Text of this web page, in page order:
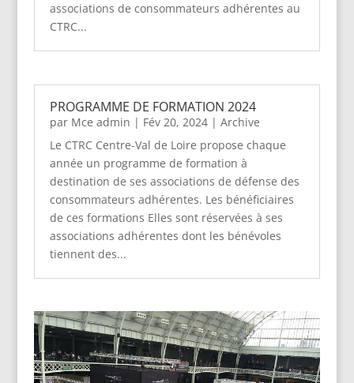
associations de consommateurs adhérentes au
CTRC...
PROGRAMME DE FORMATION 2024
par Mce admin | Fév 20, 2024| Archive
Le CTRC Centre-Val de Loire propose chaque
année un programme de formation à
destination de ses associations de défense des
consommateurs adhérentes. Les bénéficiaires
de ces formations Elles sont réservées à ses
associations adhérentes dont les bénévoles
tiennent des...